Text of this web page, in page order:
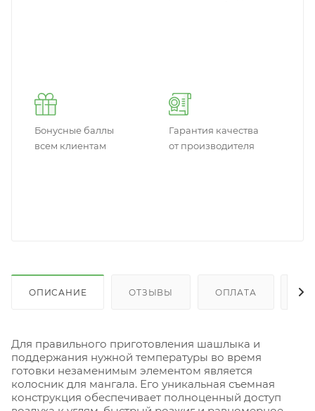
Бонусные баллы
всем клиентам
Гарантия качества
от производителя
ОПИСАНИЕ ОТЗЫВЫ ОПЛАТА
Для правильного приготовления шашлыка и
поддержания нужной температуры во время
готовки незаменимым элементом является
колосник для мангала. Его уникальная съемная
конструкция обеспечивает полноценный доступ